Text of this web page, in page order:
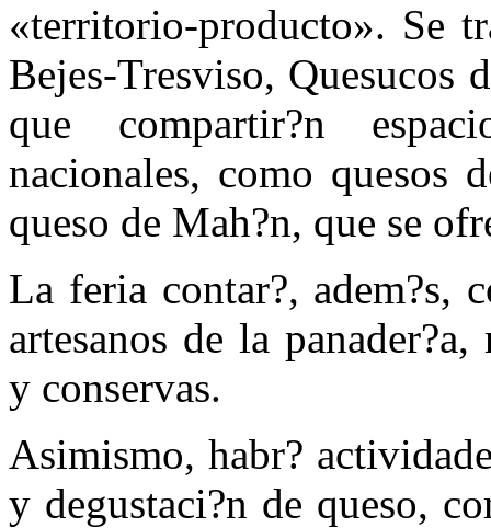
«territorio-producto». Se
Bejes-Tresviso, Quesucos
que compartir?n
nacionales, como
queso de Mah?n, que se
La feria contar?, adem?s,
artesanos de la
y conservas.
Asimismo, habr?
y degustaci?n de queso,